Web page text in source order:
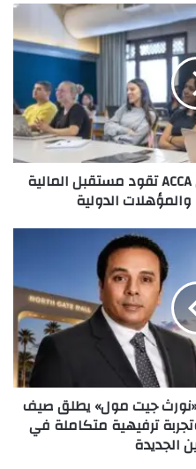
جمعية المحاسبين القانونيين ACCA تقود مستقبل المالية
جيت مول» يطلق صيف
وتجربة ترفيهية متكاملة في
الجديدة